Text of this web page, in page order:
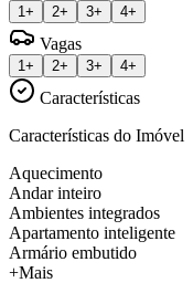
1+ 2+ 3+ 4+
Vagas
1+ 2+ 3+ 4+
Características
Características do Imóvel
Aquecimento
Andar inteiro
Ambientes integrados
Apartamento inteligente
Armário embutido
+Mais